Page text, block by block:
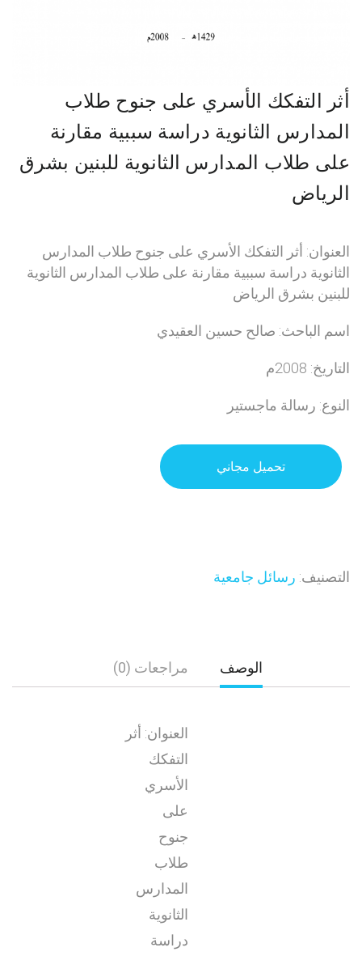
أثر التفكك الأسري على جنوح طلاب
المدارس الثانوية دراسة سببية مقارنة
على طلاب المدارس الثانوية للبنين بشرق
الرياض
العنوان: أثر التفكك الأسري على جنوح طلاب المدارس
الثانوية دراسة سببية مقارنة على طلاب المدارس الثانوية
للبنين بشرق الرياض
اسم الباحث: صالح حسين العقيدي
التاريخ: 2008م
النوع: رسالة ماجستير
تحميل مجاني
التصنيف: رسائل جامعية
الوصف مراجعات (0)
العنوان: أثر
التفكك
الأسري
على
جنوح
طلاب
المدارس
الثانوية
دراسة